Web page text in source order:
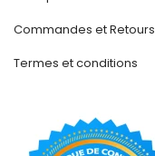
Commandes et Retours
Termes et conditions